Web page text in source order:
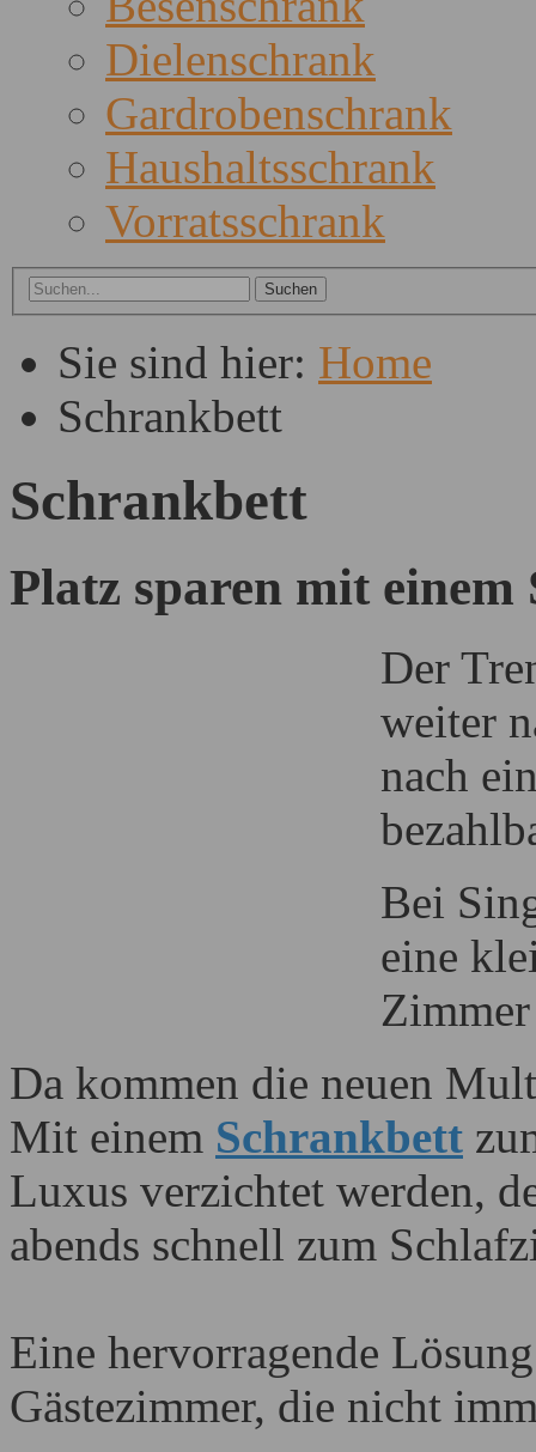
Dielenschrank
Gardrobenschrank
Haushaltsschrank
Vorratsschrank
Sie sind hier: Home
Schrankbett
Schrankbett
Platz sparen mit einem
Der
weiter
nach
Bei
eine
Da kommen die neuen
Mit einem Schrankbett
Luxus verzichtet werden,
abends schnell zum
Eine hervorragende
Gästezimmer, die nicht